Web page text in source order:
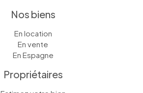
Nos biens
En location
En vente
En Espagne
Propriétaires